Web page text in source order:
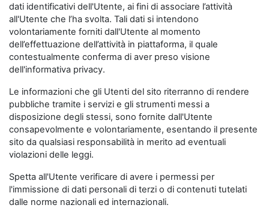
dati identificativi dell'Utente, ai fini di associare l’attività
all'Utente che l’ha svolta. Tali dati si intendono
volontariamente forniti dall'Utente al momento
dell’effettuazione dell’attività in piattaforma, il quale
contestualmente conferma di aver preso visione
dell'informativa privacy.
Le informazioni che gli Utenti del sito riterranno di rendere
pubbliche tramite i servizi e gli strumenti messi a
disposizione degli stessi, sono fornite dall'Utente
consapevolmente e volontariamente, esentando il presente
sito da qualsiasi responsabilità in merito ad eventuali
violazioni delle leggi.
Spetta all'Utente verificare di avere i permessi per
l'immissione di dati personali di terzi o di contenuti tutelati
dalle norme nazionali ed internazionali.